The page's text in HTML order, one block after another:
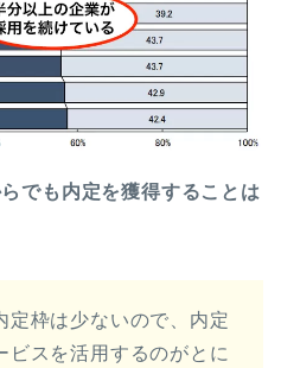
でも内定を獲得することは
定枠は少ないので、内定
ビスを活用するのがとに